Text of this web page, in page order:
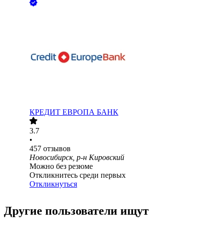
КРЕДИТ ЕВРОПА БАНК
3.7
•
457 отзывов
Новосибирск, р-н Кировский
Можно без резюме
Откликнитесь среди первых
Откликнуться
Другие пользователи ищут